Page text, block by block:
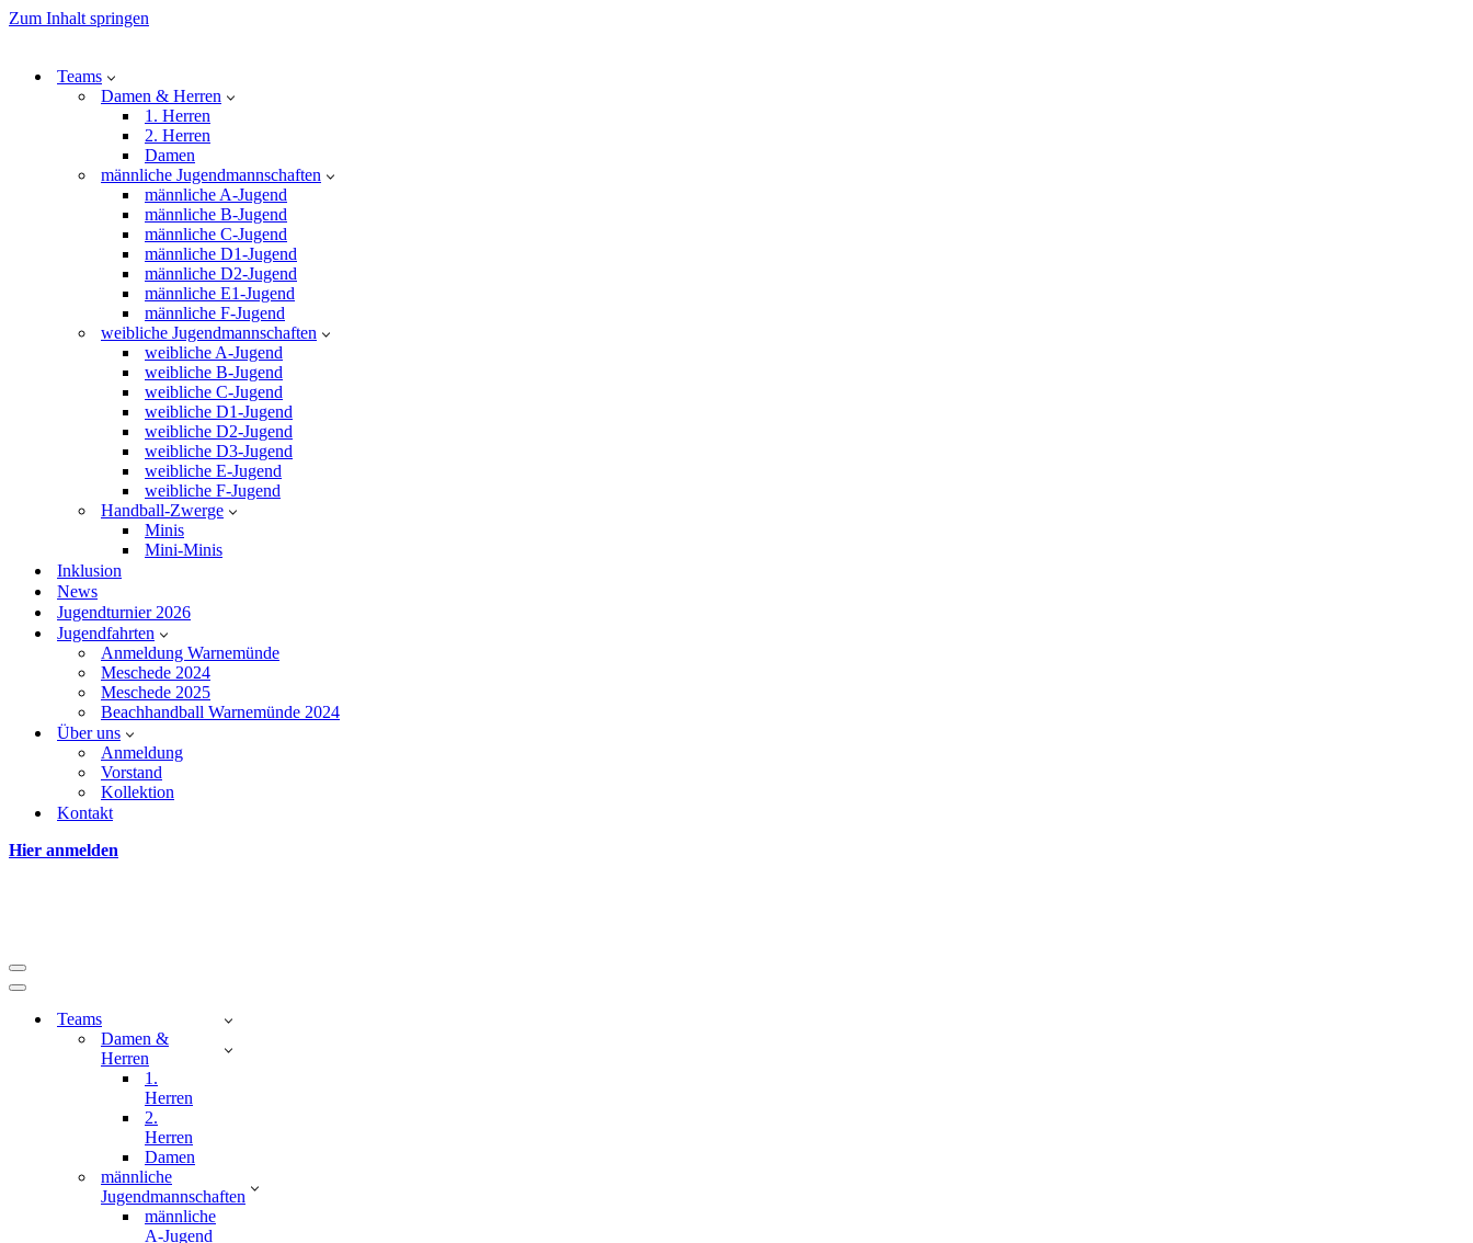
Zum Inhalt springen
Teams
Damen & Herren
1. Herren
2. Herren
Damen
männliche Jugendmannschaften
männliche A-Jugend
männliche B-Jugend
männliche C-Jugend
männliche D1-Jugend
männliche D2-Jugend
männliche E1-Jugend
männliche F-Jugend
weibliche Jugendmannschaften
weibliche A-Jugend
weibliche B-Jugend
weibliche C-Jugend
weibliche D1-Jugend
weibliche D2-Jugend
weibliche D3-Jugend
weibliche E-Jugend
weibliche F-Jugend
Handball-Zwerge
Minis
Mini-Minis
Inklusion
News
Jugendturnier 2026
Jugendfahrten
Anmeldung Warnemünde
Meschede 2024
Meschede 2025
Beachhandball Warnemünde 2024
Über uns
Anmeldung
Vorstand
Kollektion
Kontakt
Hier anmelden
Teams
Damen &
Herren
1.
Herren
2.
Herren
Damen
männliche
Jugendmannschaften
männliche
A-Jugend